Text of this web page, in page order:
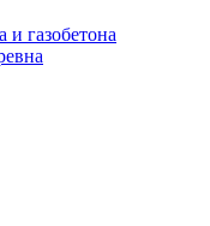
и газобетона